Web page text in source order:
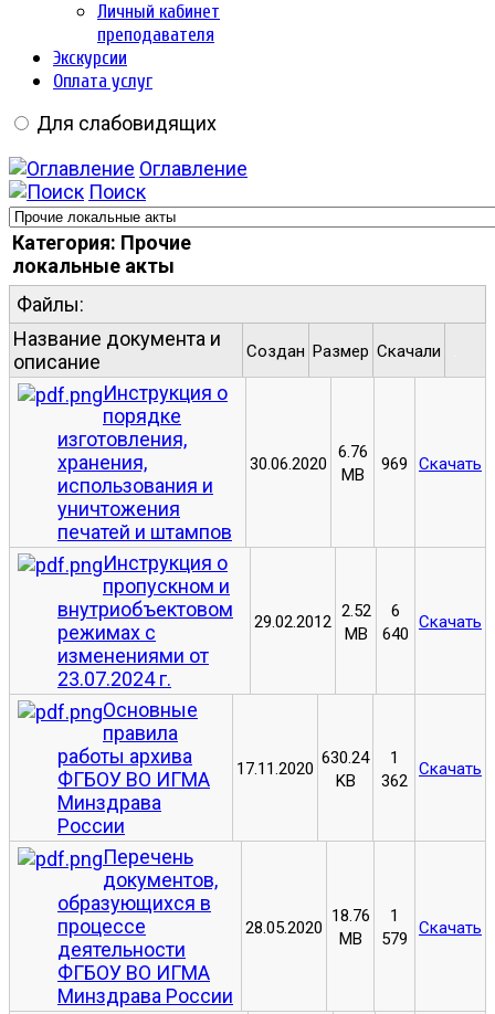
Личный кабинет
преподавателя
Экскурсии
Оплата услуг
Для слабовидящих
Оглавление
Поиск
Категория: Прочие
локальные акты
Файлы:
Название документа и
описание
Создан Размер Скачали
Инструкция о
порядке
изготовления,
хранения,
использования и
уничтожения
печатей и штампов
30.06.2020
6.76
MB
969 Скачать
Инструкция о
пропускном и
внутриобъектовом
режимах с
изменениями от
23.07.2024 г.
29.02.2012
2.52
MB
6
640
Скачать
Основные
правила
работы архива
ФГБОУ ВО ИГМА
Минздрава
России
17.11.2020
630.24
KB
1
362
Скачать
Перечень
документов,
образующихся в
процессе
деятельности
ФГБОУ ВО ИГМА
Минздрава России
28.05.2020
18.76
MB
1
579
Скачать